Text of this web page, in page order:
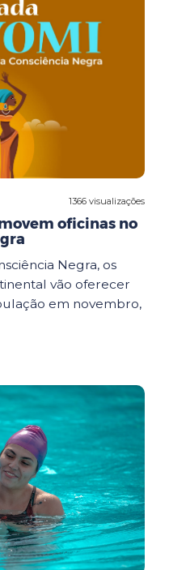
1366 visualizações
oficinas no
Negra, os
vão oferecer
em novembro,